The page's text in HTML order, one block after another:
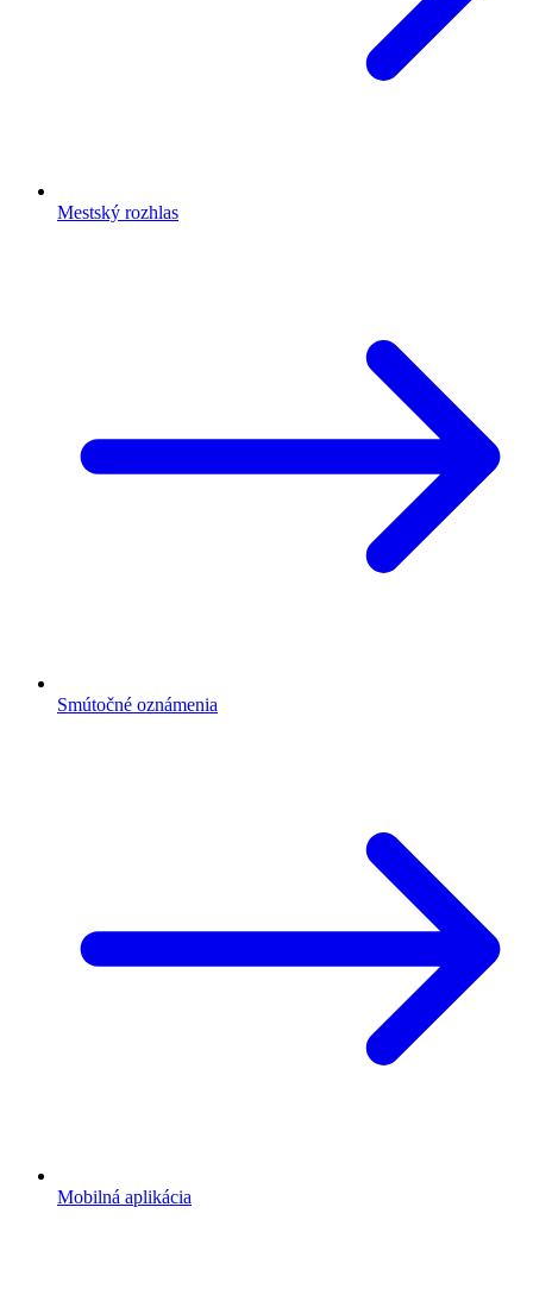
Mestský rozhlas
Smútočné oznámenia
Mobilná aplikácia